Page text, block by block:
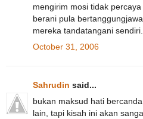
mengirim mosi tidak
berani pula
mereka tandatangani sendiri.
October 31, 2006
Sahrudin said...
bukan maksud hati
lain, tapi kisah ini akan